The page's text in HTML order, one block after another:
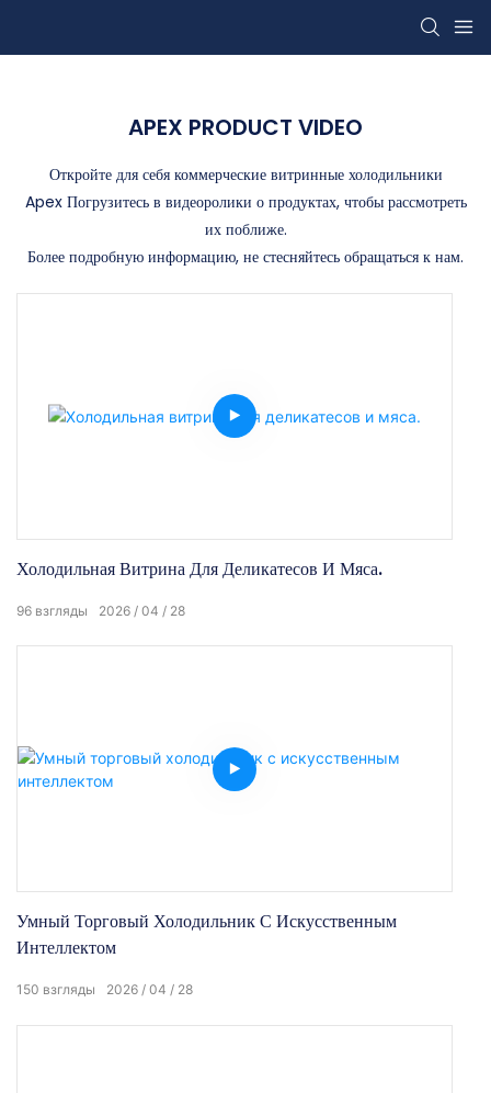
APEX PRODUCT VIDEO
Откройте для себя коммерческие витринные холодильники
Apex Погрузитесь в видеоролики о продуктах, чтобы рассмотреть
их поближе.
Более подробную информацию, не стесняйтесь обращаться к нам.
Холодильная Витрина Для Деликатесов И Мяса.
2026 04 28
96 взгляды
Умный Торговый Холодильник С Искусственным
Интеллектом
2026 04 28
150 взгляды